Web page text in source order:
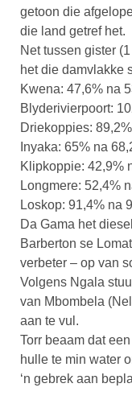
getoon die
die land getref het.
Net tussen gister
het die damvlakke
Kwena: 47,6% na
Blyderivierpoort:
Driekoppies:
Inyaka: 65% na
Klipkoppie: 42,9%
Longmere: 52,4%
Loskop: 91,4% na
Da Gama het
Barberton se
verbeter – op van
Volgens Ngala
van Mbombela
aan te vul.
Torr beaam dat
hulle te min water
‘n gebrek aan